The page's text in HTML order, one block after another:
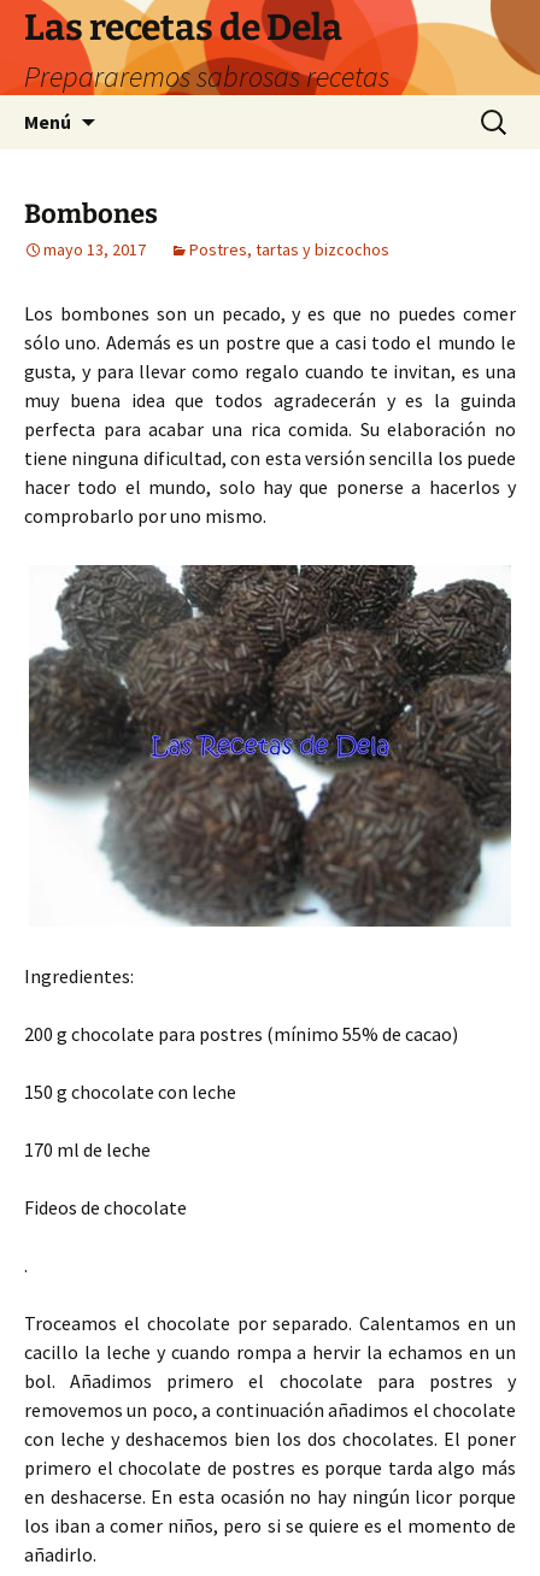
Saltar
contenido
Las recetas de Dela
Prepararemos sabrosas recetas
Menú Buscar:
Bombones
mayo 13, 2017 Postres, tartas y bizcochos
Los bombones son un pecado, y es que no puedes comer
sólo uno. Además es un postre que a casi todo el mundo le
gusta, y para llevar como regalo cuando te invitan, es una
muy buena idea que todos agradecerán y es la guinda
perfecta para acabar una rica comida. Su elaboración no
tiene ninguna dificultad, con esta versión sencilla los puede
hacer todo el mundo, solo hay que ponerse a hacerlos y
comprobarlo por uno mismo.
Ingredientes:
200 g chocolate para postres (mínimo 55% de cacao)
150 g chocolate con leche
170 ml de leche
Fideos de chocolate
.
Troceamos el chocolate por separado. Calentamos en un
cacillo la leche y cuando rompa a hervir la echamos en un
bol. Añadimos primero el chocolate para postres y
removemos un poco, a continuación añadimos el chocolate
con leche y deshacemos bien los dos chocolates. El poner
primero el chocolate de postres es porque tarda algo más
en deshacerse. En esta ocasión no hay ningún licor porque
los iban a comer niños, pero si se quiere es el momento de
añadirlo.